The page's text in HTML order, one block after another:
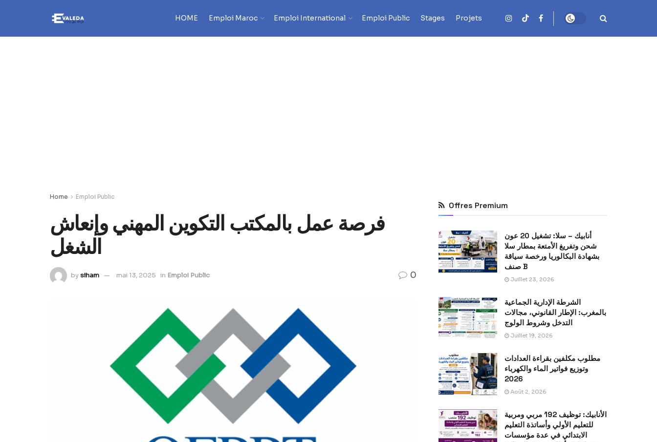
HOME Emploi Maroc Emploi International Emploi Public Stages Projets
Home Emploi Public
فرصة عمل بالمكتب التكوين المهني وإنعاش
الشغل
bysiham mai 13, 2025 in Emploi Public 0
Offres Premium
أنابيك – سلا: تشغيل 20 عون
شحن وتفريغ الأمتعة بمطار سلا
بشهادة البكالوريا ورخصة سياقة
صنف B
Juillet 23, 2026
الشرطة الإدارية الجماعية
بالمغرب: الإطار القانوني، مجالات
التدخل وشروط الولوج
Juillet 19, 2026
مطلوب مكلفين بقراءة العدادات
وتوزيع فواتير الماء والكهرباء
2026
Août 2, 2026
الأنابيك: توظيف 192 مربي ومربية
للتعليم الأولي وأساتذة التعليم
الابتدائي في عدة مؤسسات